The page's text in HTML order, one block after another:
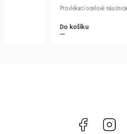
Do košíku
Provlékací ocelové
Facebook